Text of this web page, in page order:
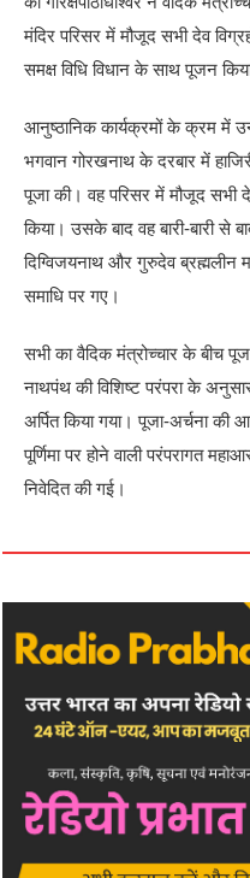
मंदिर परिसर में मौजूद सभी देव
समक्ष विधि विधान के साथ पूजन
आनुष्ठानिक कार्यक्रमों के क्रम में
भगवान गोरखनाथ के दरबार में
पूजा की। वह परिसर में मौजूद
किया। उसके बाद वह बारी-बारी से
दिग्विजयनाथ और गुरुदेव
समाधि पर गए।
सभी का वैदिक मंत्रोच्चार के बीच
नाथपंथ की विशिष्ट परंपरा के
अर्पित किया गया। पूजा-अर्चना की
पूर्णिमा पर होने वाली परंपरागत
निवेदित की गई।